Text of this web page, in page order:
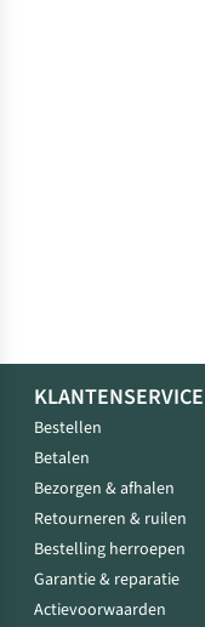
KLANTENSERVICE
Bestellen
Betalen
Bezorgen & afhalen
Retourneren & ruilen
Bestelling herroepen
Garantie & reparatie
Actievoorwaarden